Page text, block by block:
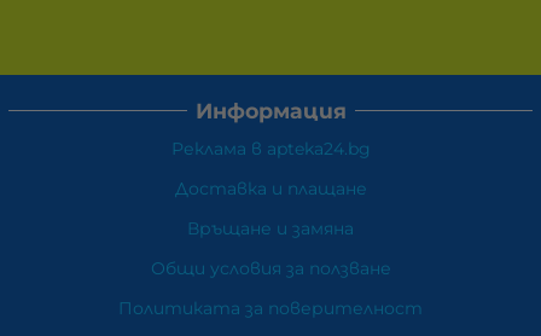
Информация
Реклама в apteka24.bg
Доставка и плащане
Връщане и замяна
Общи условия за ползване
Политиката за поверителност